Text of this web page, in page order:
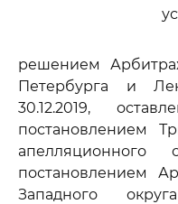
решением
Петербурга и
30.12.2019,
постановлением
постановлением
Западного